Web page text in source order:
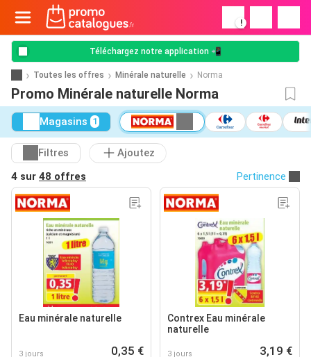
!
Téléchargez notre application 📲
Toutes les offres Minérale naturelle Norma
Promo Minérale naturelle Norma
Magasins 1
Filtres
Ajoutez
4 sur 48 offres Pertinence
Eau minérale naturelle
3 jours 0,35 €
Contrex Eau minérale
naturelle
3 jours 3,19 €